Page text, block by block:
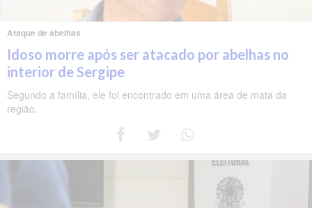
Ataque de abelhas
Idoso morre após ser atacado por abelhas no
interior de Sergipe
Segundo a família, ele foi encontrado em uma área de mata da
região.